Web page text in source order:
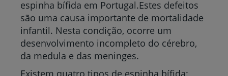
espinha bífida em Portugal.Estes defeitos
são uma causa importante de mortalidade
infantil. Nesta condição, ocorre um
desenvolvimento incompleto do cérebro,
da medula e das meninges.
Existem quatro tipos de espinha bífida: